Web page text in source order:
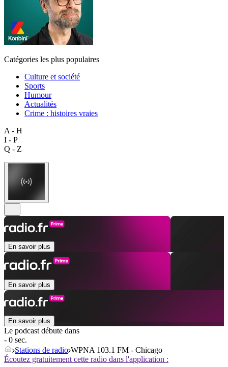
Catégories les plus populaires
Culture et société
Sports
Humour
Actualités
Crime : histoires vraies
A - H
I - P
Q - Z
En savoir plus
En savoir plus
En savoir plus
Le podcast débute dans
- 0 sec.
Stations de radio WPNA 103.1 FM - Chicago
Écoutez gratuitement cette radio dans l'application :